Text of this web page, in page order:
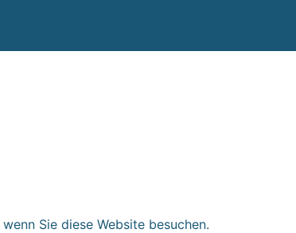
Sie diese Website besuchen.